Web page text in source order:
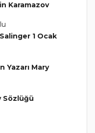
Karamazov
1 Ocak
Yazarı Mary
Sözlüğü